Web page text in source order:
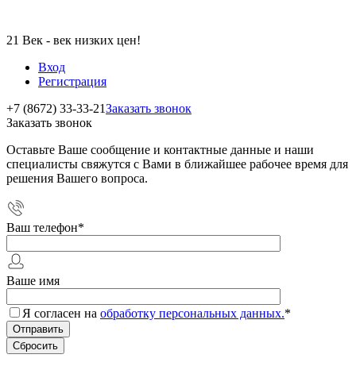
21 Век - век низких цен!
Вход
Регистрация
+7 (8672) 33-33-21Заказать звонок
Заказать звонок
Оставьте Ваше сообщение и контактные данные и наши
специалисты свяжутся с Вами в ближайшее рабочее время для
решения Вашего вопроса.
Ваш телефон*
Ваше имя
Я согласен на обработку персональных данных.*